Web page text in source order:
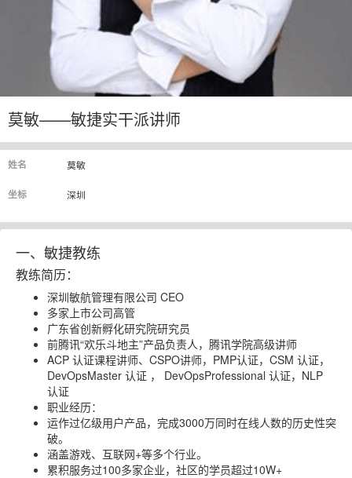
莫敏——敏捷实干派讲师
姓名 莫敏
坐标 深圳
一、敏捷教练
教练简历：
深圳敏航管理有限公司 CEO
多家上市公司高管
广东省创新孵化研究院研究员
前腾讯“欢乐斗地主”产品负责人，腾讯学院高级讲师
ACP 认证课程讲师、CSPO讲师，PMP认证，CSM 认证，
DevOpsMaster 认证 ， DevOpsProfessional 认证，NLP
认证
职业经历：
运作过亿级用户产品，完成3000万同时在线人数的历史性突
破。
涵盖游戏、互联网+等多个行业。
累积服务过100多家企业，社区的学员超过10W+